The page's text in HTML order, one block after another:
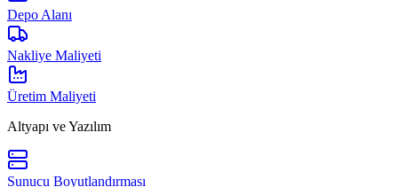
Depo Alanı
Nakliye Maliyeti
Üretim Maliyeti
Altyapı ve Yazılım
Sunucu Boyutlandırması